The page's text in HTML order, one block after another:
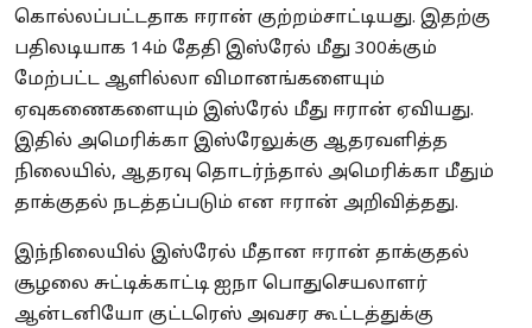
கொல்லப்பட்டதாக ஈரான் குற்றம்சாட்டியது. இதற்கு
பதிலடியாக 14ம் தேதி இஸ்ரேல் மீது 300க்கும்
மேற்பட்ட ஆளில்லா விமானங்களையும்
ஏவுகணைகளையும் இஸ்ரேல் மீது ஈரான் ஏவியது.
இதில் அமெரிக்கா இஸ்ரேலுக்கு ஆதரவளித்த
நிலையில், ஆதரவு தொடர்ந்தால் அமெரிக்கா மீதும்
தாக்குதல் நடத்தப்படும் என ஈரான் அறிவித்தது.
இந்நிலையில் இஸ்ரேல் மீதான ஈரான் தாக்குதல்
சூழலை சுட்டிக்காட்டி ஐநா பொதுசெயலாளர்
ஆன்டனியோ குட்டரெஸ் அவசர கூட்டத்துக்கு